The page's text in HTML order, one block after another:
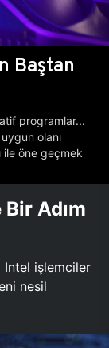
Baştan
programlar...
olanı
ile öne geçmek
Adım
Intel işlemciler
nesil